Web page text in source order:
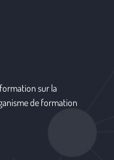
sur la
de formation